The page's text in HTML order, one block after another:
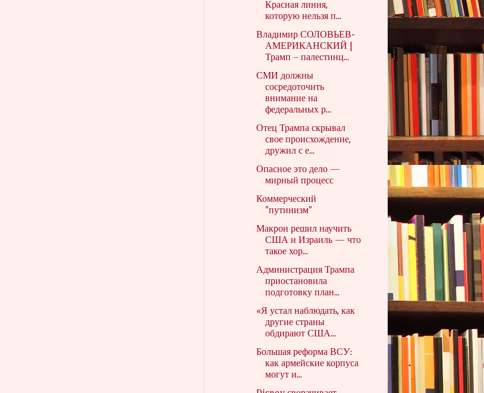
Красная линия,
которую нельзя п...
Владимир СОЛОВЬЕВ-
АМЕРИКАНСКИЙ |
Трамп – палестинц...
СМИ должны
сосредоточить
внимание на
федеральных р...
Отец Трампа скрывал
свое происхождение,
дружил с е...
Опасное это дело —
мирный процесс
Коммерческий
"путинизм"
Макрон решил научить
США и Израиль — что
такое хор...
Администрация Трампа
приостановила
подготовку план...
«Я устал наблюдать, как
другие страны
обдирают США...
Большая реформа ВСУ:
как армейские корпуса
могут и...